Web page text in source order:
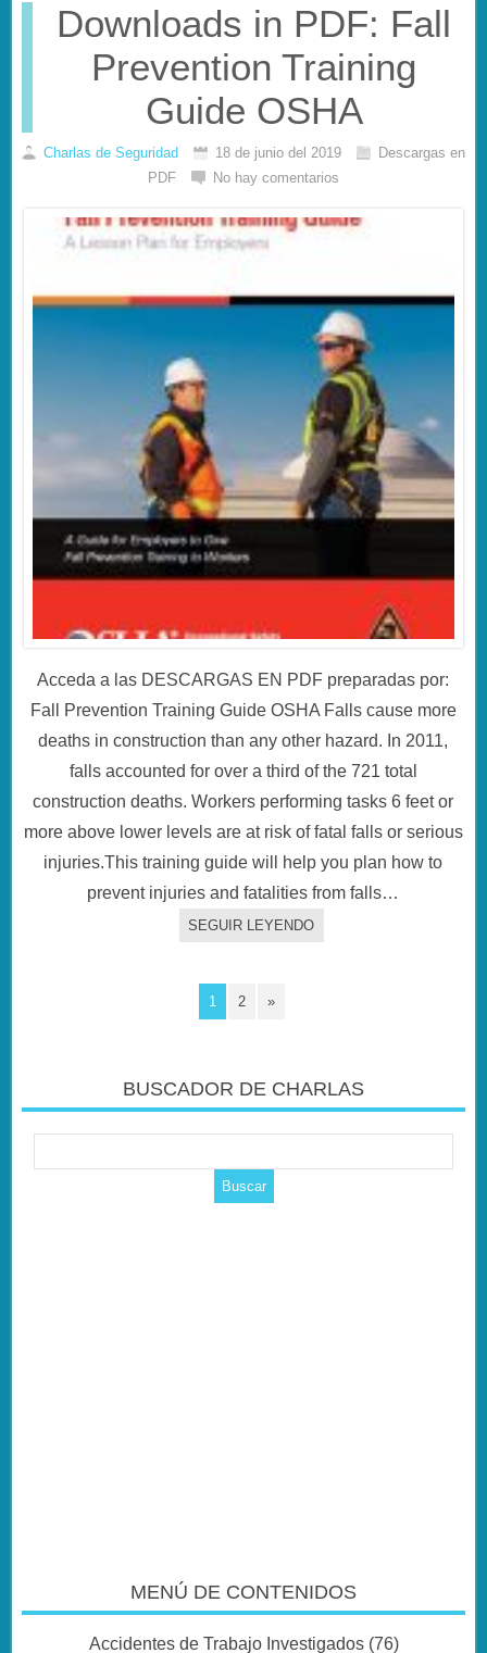
Downloads in PDF: Fall
Prevention Training
Guide OSHA
Charlas de Seguridad 18 de junio del 2019
Descargas en
PDF
No hay comentarios
Acceda a las DESCARGAS EN PDF preparadas por:
Fall Prevention Training Guide OSHA Falls cause more
deaths in construction than any other hazard. In 2011,
falls accounted for over a third of the 721 total
construction deaths. Workers performing tasks 6 feet or
more above lower levels are at risk of fatal falls or serious
injuries.This training guide will help you plan how to
prevent injuries and fatalities from falls…
SEGUIR LEYENDO
1 2 »
BUSCADOR DE CHARLAS
MENÚ DE CONTENIDOS
Accidentes de Trabajo Investigados(76)